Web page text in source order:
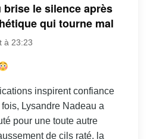
brise le silence après
qui tourne mal
à 23:23
inspirent confiance
Lysandre Nadeau a
pour une toute autre
de cils raté, la